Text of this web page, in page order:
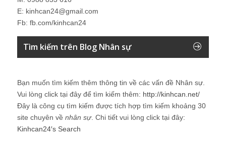
E: kinhcan24@gmail.com
Fb: fb.com/kinhcan24
Tìm kiếm trên Blog Nhân sự
Bạn muốn tìm kiếm thêm thông tin về các vấn đề Nhân sự
Vui lòng click tại đây để tìm kiếm thêm: http://kinhcan.net/
Đây là công cụ tìm kiếm được tích hợp tìm kiếm khoảng 30
site chuyên về nhân sự. Chi tiết vui lòng click tại đây:
Kinhcan24′s Search